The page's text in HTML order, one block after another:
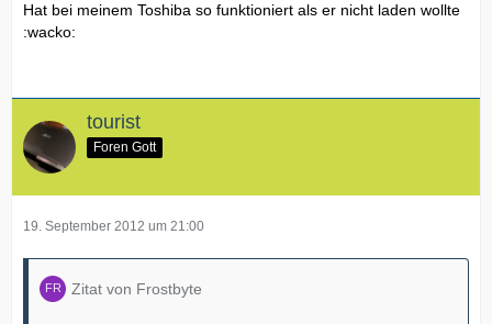
Hat bei meinem Toshiba so funktioniert als er nicht laden wollte
:wacko:
tourist
Foren Gott
19. September 2012 um 21:00
Zitat von Frostbyte